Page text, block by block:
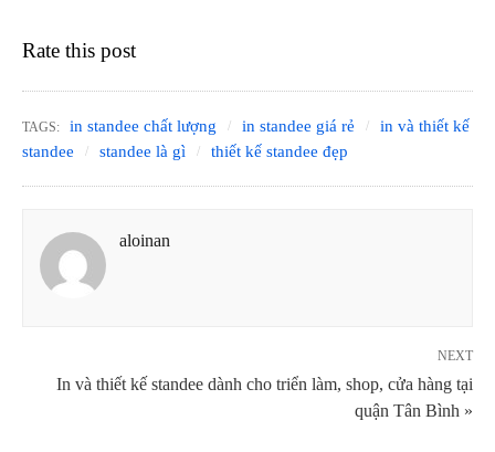
Rate this post
TAGS: in standee chất lượng in standee giá rẻ
in và thiết kế
standee
standee là gì thiết kế standee đẹp
aloinan
NEXT
In và thiết kế standee dành cho triển làm, shop, cửa hàng tại
quận Tân Bình »